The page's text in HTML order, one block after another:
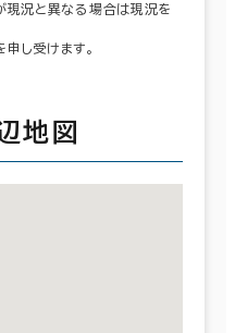
現況と異なる場合は現況を
し受けます。
地図